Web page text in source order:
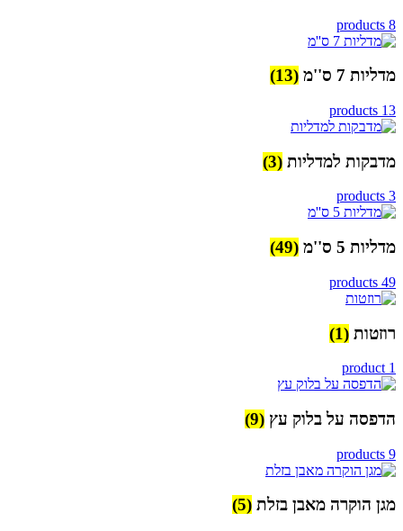
8 products
מדליות 7 ס''מ (13)
13 products
מדבקות למדליות (3)
3 products
מדליות 5 ס''מ (49)
49 products
רוזטות (1)
1 product
הדפסה על בלוק עץ (9)
9 products
מגן הוקרה מאבן בזלת (5)